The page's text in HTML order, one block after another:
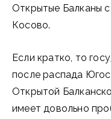
Открытые Балканы
Косово.
Если кратко, то
после распада
Открытой
имеет довольно